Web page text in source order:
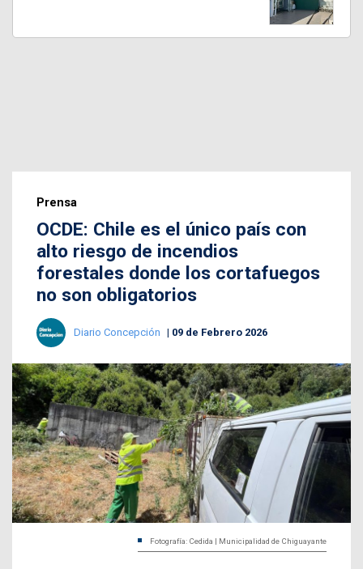
Prensa
OCDE: Chile es el único país con
alto riesgo de incendios
forestales donde los cortafuegos
no son obligatorios
Diario Concepción 09 de Febrero 2026
Fotografía: Cedida | Municipalidad de Chiguayante